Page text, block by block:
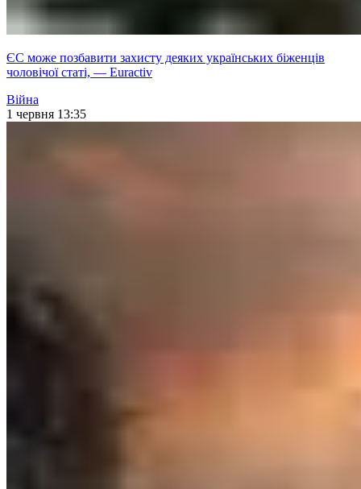
ЄС може позбавити захисту деяких українських біженців
чоловічої статі, — Euractiv
Війна
1 червня 13:35